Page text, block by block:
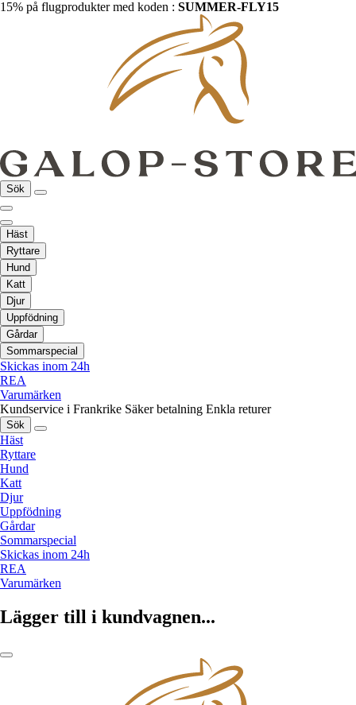
15% på flugprodukter med koden : SUMMER-FLY15
Sök
Häst
Ryttare
Hund
Katt
Djur
Uppfödning
Gårdar
Sommarspecial
Skickas inom 24h
REA
Varumärken
Kundservice i Frankrike Säker betalning Enkla returer
Sök
Häst
Ryttare
Hund
Katt
Djur
Uppfödning
Gårdar
Sommarspecial
Skickas inom 24h
REA
Varumärken
Lägger till i kundvagnen...